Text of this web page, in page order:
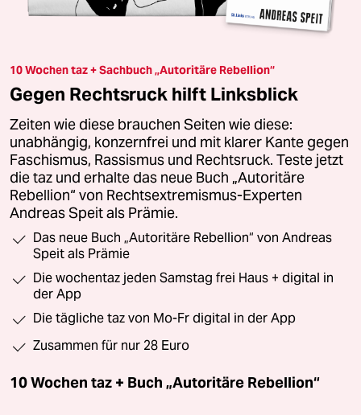
10 Wochen taz + Sachbuch „Autoritäre Rebellion“
Gegen Rechtsruck hilft Linksblick
Zeiten wie diese brauchen Seiten wie diese:
unabhängig, konzernfrei und mit klarer Kante gegen
Faschismus, Rassismus und Rechtsruck. Teste jetzt
die taz und erhalte das neue Buch „Autoritäre
Rebellion“ von Rechtsextremismus-Experten
Andreas Speit als Prämie.
Das neue Buch „Autoritäre Rebellion“ von Andreas
Speit als Prämie
Die wochentaz jeden Samstag frei Haus + digital in
der App
Die tägliche taz von Mo-Fr digital in der App
Zusammen für nur 28 Euro
10 Wochen taz + Buch „Autoritäre Rebellion“